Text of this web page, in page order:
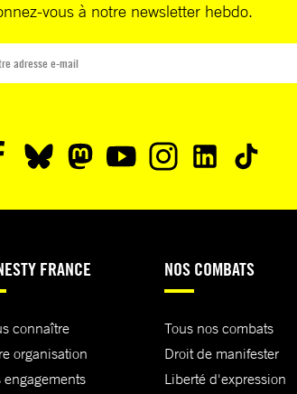
vous à notre newsletter hebdo.
FRANCE
connaître
organisation
engagements
NOS COMBATS
Tous nos combats
Droit de manifester
Liberté d'expression